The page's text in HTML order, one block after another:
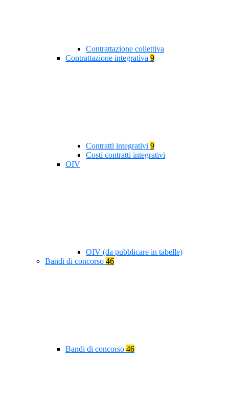
Contrattazione collettiva
Contrattazione integrativa 9
Contratti integrativi 9
Costi contratti integrativi
OIV
OIV (da pubblicare in tabelle)
Bandi di concorso 46
Bandi di concorso 46